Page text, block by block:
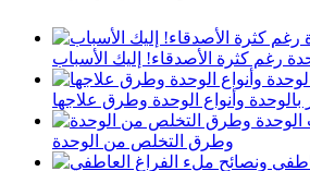
رغم كثرة الأصدقاء! إليك الأسباب
بالوحدة وأنواع الوحدة وطرق علاجها
وطرق التخلص من الوحدة